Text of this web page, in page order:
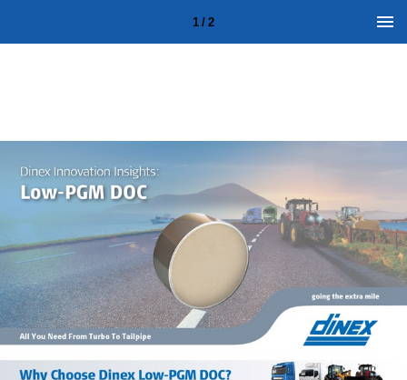
1 / 2